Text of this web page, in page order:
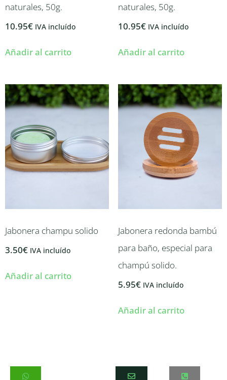
naturales, 50g.
10.95€ IVA incluído
Añadir al carrito
naturales, 50g.
10.95€ IVA incluído
Añadir al carrito
Jabonera champu solido
3.50€ IVA incluído
Añadir al carrito
Jabonera redonda bambú
para baño, especial para
champú solido.
5.95€ IVA incluído
Añadir al carrito